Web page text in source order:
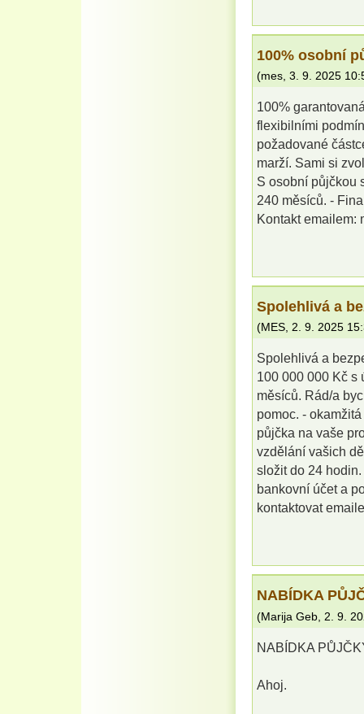
100% osobní
(mes, 3. 9. 2025
100%
flexibilními
požadované
marží. Sami si
S osobní půjčkou
240 měsíců. -
Kontakt emailem:
Spolehlivá a
(MES, 2. 9. 2025
Spolehlivá a
100 000 000 Kč s
měsíců. Rád/a
pomoc. -
půjčka na vaše
vzdělání vašich
složit do 24
bankovní účet a
kontaktovat
NABÍDKA
(Marija Geb 2. 9.
NABÍDKA
Ahoj.